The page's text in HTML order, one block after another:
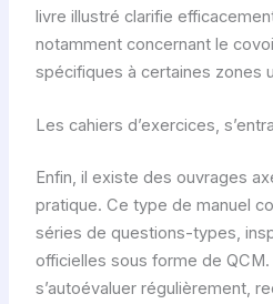
livre illustré clarifie
notamment concernant le
spécifiques à certaines zones
Les cahiers d’exercices,
Enfin, il existe des ouvrages
pratique. Ce type de manuel
séries de questions-types,
officielles sous forme de QCM.
s’autoévaluer régulièrement,